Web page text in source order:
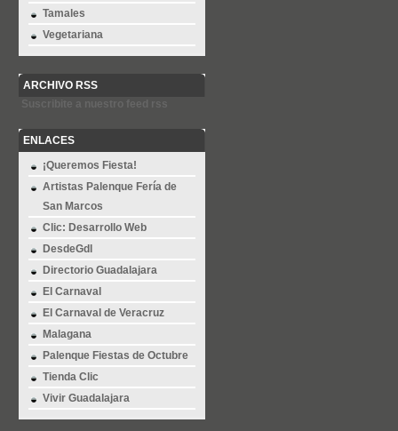
Tamales
Vegetariana
ARCHIVO RSS
ENLACES
¡Queremos Fiesta!
Artistas Palenque Fería de
San Marcos
Clic: Desarrollo Web
DesdeGdl
Directorio Guadalajara
El Carnaval
El Carnaval de Veracruz
Malagana
Palenque Fiestas de Octubre
Tienda Clic
Vivir Guadalajara